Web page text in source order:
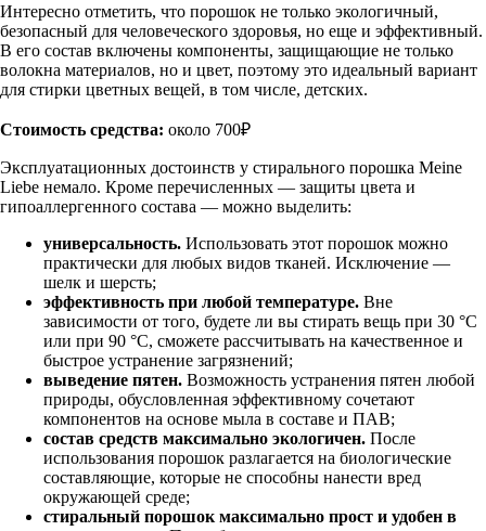
Интересно отметить, что порошок не только экологичный,
безопасный для человеческого здоровья, но еще и эффективный.
В его состав включены компоненты, защищающие не только
волокна материалов, но и цвет, поэтому это идеальный вариант
для стирки цветных вещей, в том числе, детских.
Стоимость средства: около 700₽
Эксплуатационных достоинств у стирального порошка Meine
Liebe немало. Кроме перечисленных — защиты цвета и
гипоаллергенного состава — можно выделить:
универсальность. Использовать этот порошок можно
практически для любых видов тканей. Исключение —
шелк и шерсть;
эффективность при любой температуре. Вне
зависимости от того, будете ли вы стирать вещь при 30 °С
или при 90 °С, сможете рассчитывать на качественное и
быстрое устранение загрязнений;
выведение пятен. Возможность устранения пятен любой
природы, обусловленная эффективному сочетают
компонентов на основе мыла в составе и ПАВ;
состав средств максимально экологичен. После
использования порошок разлагается на биологические
составляющие, которые не способны нанести вред
окружающей среде;
стиральный порошок максимально прост и удобен в